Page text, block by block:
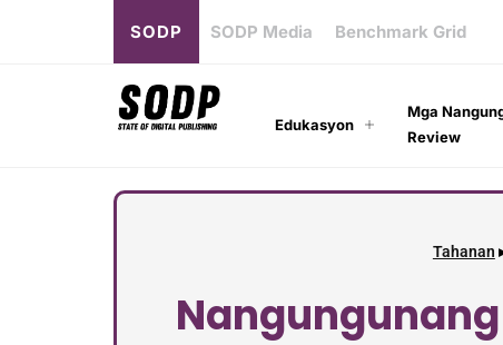
SODP SODP Media Benchmark Grid
Edukasyon
Mga
Review
Tahanan
Nangungunang